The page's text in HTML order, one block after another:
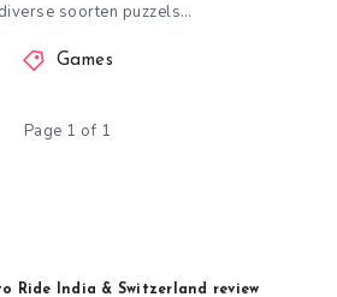
soorten puzzels…
Games
Page 1 of 1
Ride India & Switzerland review